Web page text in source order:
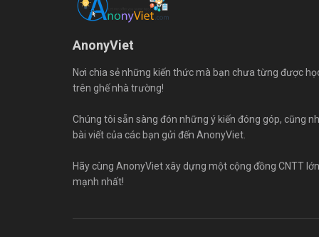
AnonyViet
Nơi chia sẻ những kiến thức mà bạn chưa từng được
trên ghế nhà trường!
Chúng tôi sẵn sàng đón những ý kiến đóng góp, cũng
bài viết của các bạn gửi đến AnonyViet.
Hãy cùng AnonyViet xây dựng một cộng đồng CNTT lớn
mạnh nhất!